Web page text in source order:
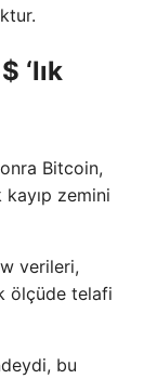
‘lık
Bitcoin,
zemini
verileri,
ölçüde telafi
bu